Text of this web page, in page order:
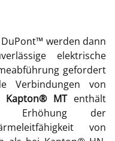
werden dann
elektrische
gefordert
Verbindungen von
Kapton® MTenthält
Erhöhung der
von